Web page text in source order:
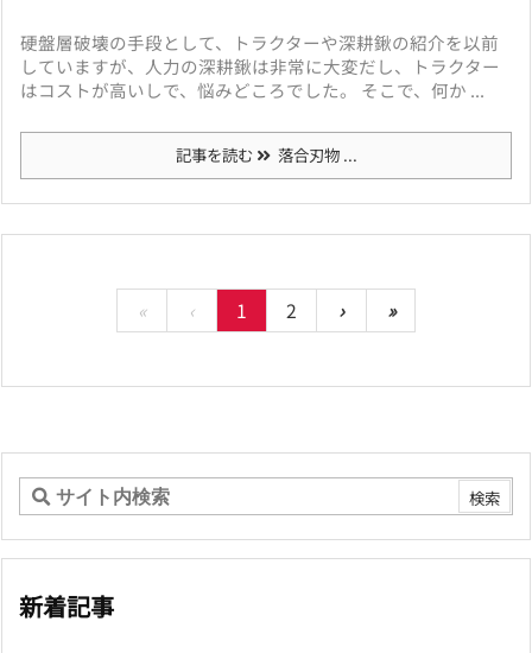
硬盤層破壊の手段として、トラクターや深耕鍬の紹介を以前
していますが、人力の深耕鍬は非常に大変だし、トラクター
はコストが高いしで、悩みどころでした。 そこで、何か ...
記事を読む 落合刃物 ...
« ‹ 1 2 › »
新着記事